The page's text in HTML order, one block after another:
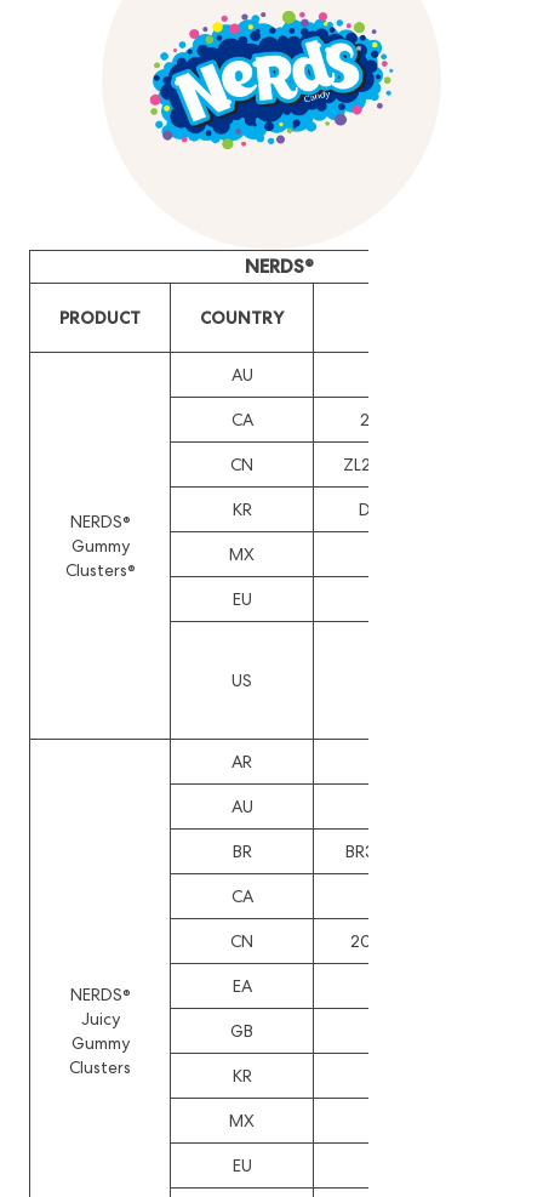
NERDS®
PRODUCT COUNTRY
NERDS®
Gummy
Clusters®
AU
CA 205218, 205219
CN ZL202130068447.3
KR DM/215322-001
MX
EU
US
NERDS®
Juicy
Gummy
Clusters
AR
AU
BR BR3020230021884
CA
CN 202460000816.5
EA
GB
KR
MX
EU